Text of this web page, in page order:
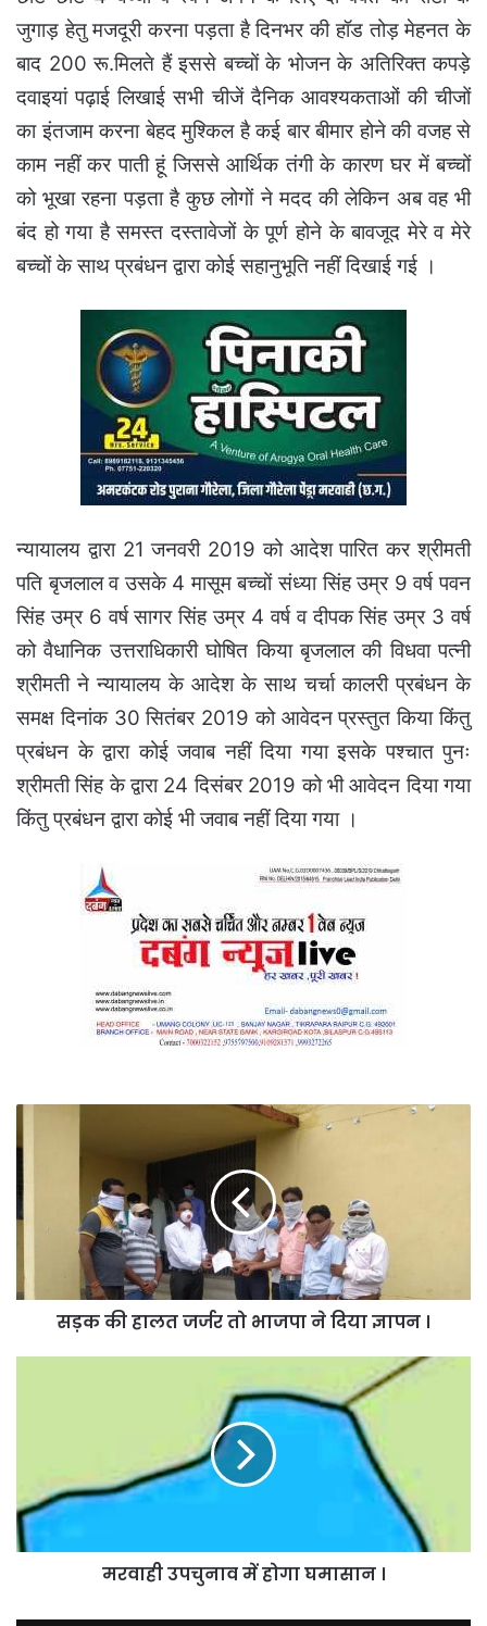
जुगाड़ हेतु मजदूरी करना पड़ता है दिनभर की हॉड तोड़ मेहनत के
बाद 200 रू.मिलते हैं इससे बच्चों के भोजन के अतिरिक्त कपड़े
दवाइयां पढ़ाई लिखाई सभी चीजें दैनिक आवश्यकताओं की चीजों
का इंतजाम करना बेहद मुश्किल है कई बार बीमार होने की वजह से
काम नहीं कर पाती हूं जिससे आर्थिक तंगी के कारण घर में बच्चों
को भूखा रहना पड़ता है कुछ लोगों ने मदद की लेकिन अब वह भी
बंद हो गया है समस्त दस्तावेजों के पूर्ण होने के बावजूद मेरे व मेरे
बच्चों के साथ प्रबंधन द्वारा कोई सहानुभूति नहीं दिखाई गई ।
न्यायालय द्वारा 21 जनवरी 2019 को आदेश पारित कर श्रीमती
पति बृजलाल व उसके 4 मासूम बच्चों संध्या सिंह उम्र 9 वर्ष पवन
सिंह उम्र 6 वर्ष सागर सिंह उम्र 4 वर्ष व दीपक सिंह उम्र 3 वर्ष
को वैधानिक उत्तराधिकारी घोषित किया बृजलाल की विधवा पत्नी
श्रीमती ने न्यायालय के आदेश के साथ चर्चा कालरी प्रबंधन के
समक्ष दिनांक 30 सितंबर 2019 को आवेदन प्रस्तुत किया किंतु
प्रबंधन के द्वारा कोई जवाब नहीं दिया गया इसके पश्चात पुनः
श्रीमती सिंह के द्वारा 24 दिसंबर 2019 को भी आवेदन दिया गया
किंतु प्रबंधन द्वारा कोई भी जवाब नहीं दिया गया ।
तो
दिया
ज्ञापन
सड़क की हालत जर्जर तो भाजपा ने दिया ज्ञापन ।
मरवाही उपचुनाव में होगा घमासान ।